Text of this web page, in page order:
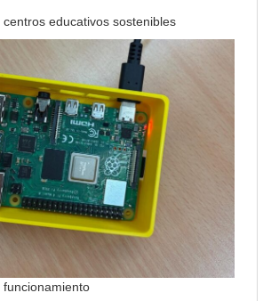
educativos sostenibles
funcionamiento